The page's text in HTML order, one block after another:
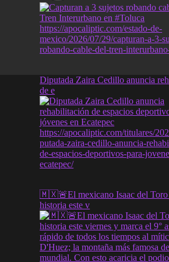
Diputada Zaira Cedillo anuncia
de e
🇲🇽🚨El mexicano Isaac del Toro
historia este v